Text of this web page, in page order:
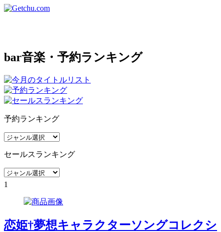
bar音楽・予約ランキング
予約ランキング
セールスランキング
1
恋姫†夢想キャラクターソングコレクシ